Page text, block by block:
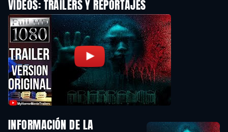
VÍDEOS: TRAILERS Y REPORTAJES
INFORMACIÓN DE LA